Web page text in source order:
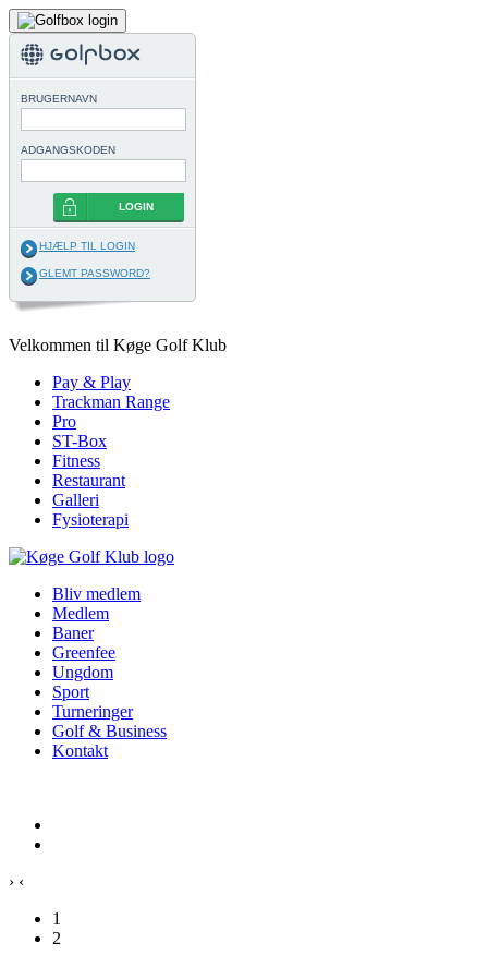
BRUGERNAVN
ADGANGSKODEN
LOGIN
HJÆLP TIL LOGIN
GLEMT PASSWORD?
Velkommen til Køge Golf Klub
Pay & Play
Trackman Range
Pro
ST-Box
Fitness
Restaurant
Galleri
Fysioterapi
Bliv medlem
Medlem
Baner
Greenfee
Ungdom
Sport
Turneringer
Golf & Business
Kontakt
› ‹
1
2